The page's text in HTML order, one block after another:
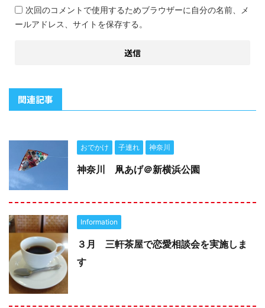
次回のコメントで使用するためブラウザーに自分の名前、メ
ールアドレス、サイトを保存する。
関連記事
おでかけ 子連れ 神奈川
神奈川 凧あげ＠新横浜公園
Information
３月 三軒茶屋で恋愛相談会を実施しま
す